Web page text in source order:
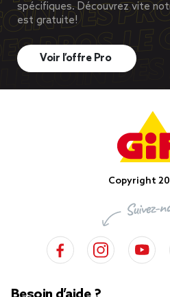
spécifiques. Découvrez vite
est gratuite!
Voir l’offre Pro
Copyright